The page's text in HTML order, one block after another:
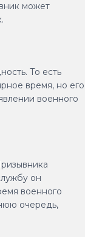
может
То есть
время, но его
военного
он
военного
очередь,